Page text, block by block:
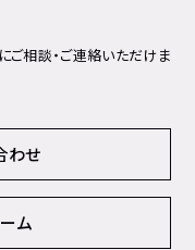
ご相談・ご連絡いただけま
わせ
ム